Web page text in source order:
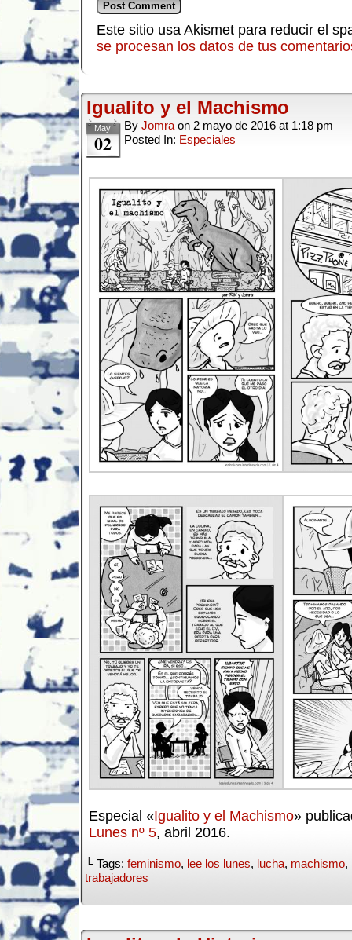
Este sitio usa Akismet para reducir el
se procesan los datos de tus
Igualito y el Machismo
May
02
By Jomra on 2 mayo de 2016 at 1:18 pm
Posted In: Especiales
Especial «Igualito y el Machismo»
Lunes nº 5, abril 2016.
└ Tags: feminismo, lee los lunes, lucha, machismo,
trabajadores